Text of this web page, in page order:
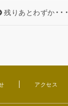
残りあとわずか・・・
アクセス